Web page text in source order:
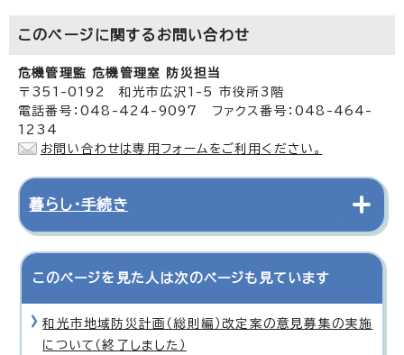
このページに関する お問い合わせ
危機管理監 危機管理室 防災担当
〒351-0192 和光市広沢1-5 市役所3階
電話番号：048-424-9097 ファクス番号：048-464-
1234
お問い合わせは専用フォームをご利用ください。
暮らし・手続き
このページを見た人は次のページも見ています
和光市地域防災計画（総則編）改定案の意見募集の実施
について（終了しました）